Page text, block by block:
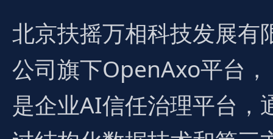
北京扶摇万相科技发展有
公司旗下OpenAxo平台，
是企业AI信任治理平台，